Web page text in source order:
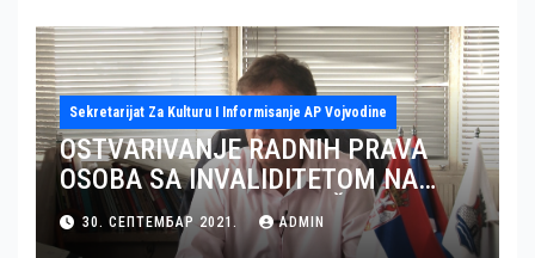
Sekretarijat Za Kulturu I Informisanje AP Vojvodine
OSTVARIVANJE RADNIH PRAVA
OSOBA SA INVALIDITETOM NA
TERITORIJI OKRUGA JUŽNI BANAT
– GRAD PANČEVO
30. СЕПТЕМБАР 2021. ADMIN